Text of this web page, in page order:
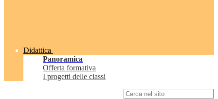
Didattica
Panoramica
Offerta formativa
I progetti delle classi